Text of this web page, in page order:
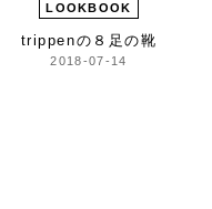
LOOKBOOK
trippenの８足の靴
2018-07-14